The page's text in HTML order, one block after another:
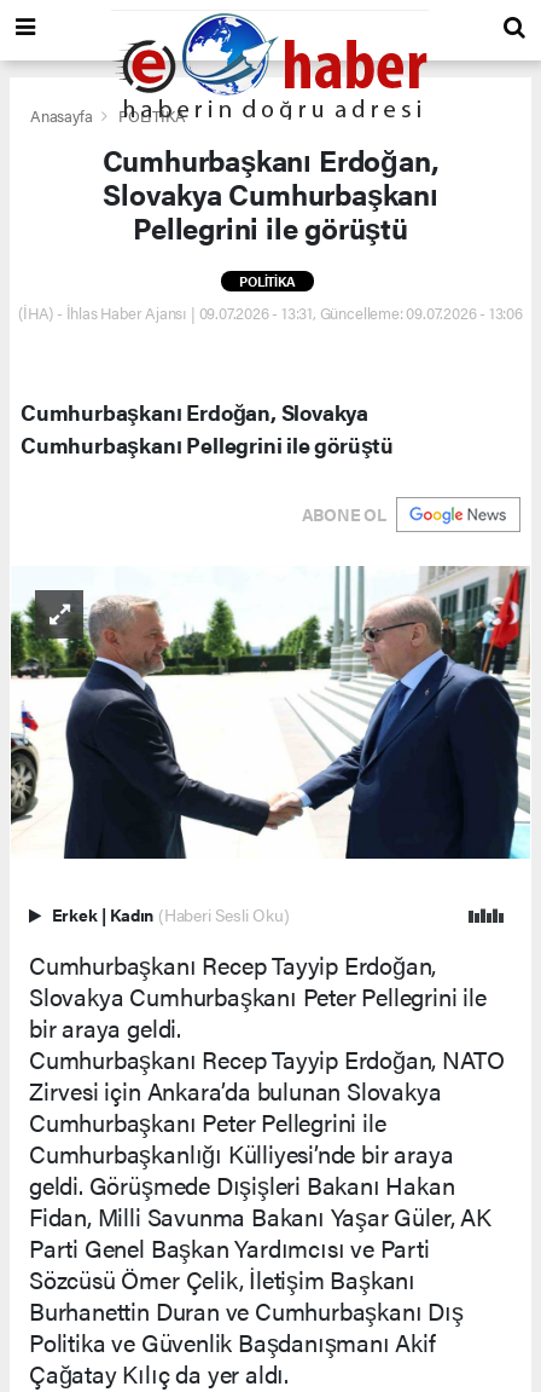
Anasayfa POLİTİKA
Cumhurbaşkanı Erdoğan,
Slovakya Cumhurbaşkanı
Pellegrini ile görüştü
POLİTİKA
(İHA) - İhlas Haber Ajansı | 09.07.2026 - 13:31, Güncelleme: 09.07.2026 - 13:06
Cumhurbaşkanı Erdoğan, Slovakya
Cumhurbaşkanı Pellegrini ile görüştü
ABONE OL
Erkek | Kadın (Haberi Sesli Oku)
Cumhurbaşkanı Recep Tayyip Erdoğan,
Slovakya Cumhurbaşkanı Peter Pellegrini ile
bir araya geldi.
Cumhurbaşkanı Recep Tayyip Erdoğan, NATO
Zirvesi için Ankara’da bulunan Slovakya
Cumhurbaşkanı Peter Pellegrini ile
Cumhurbaşkanlığı Külliyesi’nde bir araya
geldi. Görüşmede Dışişleri Bakanı Hakan
Fidan, Milli Savunma Bakanı Yaşar Güler, AK
Parti Genel Başkan Yardımcısı ve Parti
Sözcüsü Ömer Çelik, İletişim Başkanı
Burhanettin Duran ve Cumhurbaşkanı Dış
Politika ve Güvenlik Başdanışmanı Akif
Çağatay Kılıç da yer aldı.